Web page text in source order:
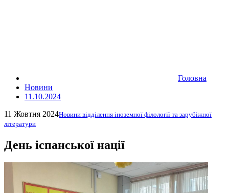
Головна
Новини
11.10.2024
11 Жовтня 2024Новини відділення іноземної філології та зарубіжної
літератури
День іспанської нації